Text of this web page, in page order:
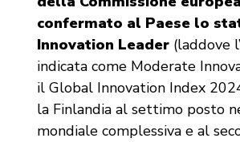
confermato al Paese lo
Innovation Leader(laddove
indicata come Moderate
il Global Innovation Index
la Finlandia al settimo posto
mondiale complessiva e al